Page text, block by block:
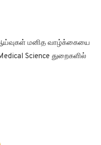
மனித வாழ்க்கையை
Science துறைகளில்